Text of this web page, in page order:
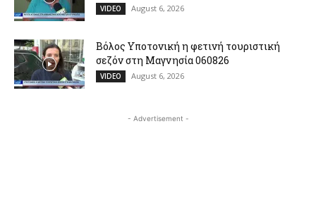
VIDEO August 6, 2026
Βόλος Υποτονική η φετινή τουριστική
σεζόν στη Μαγνησία 060826
VIDEO August 6, 2026
- Advertisement -